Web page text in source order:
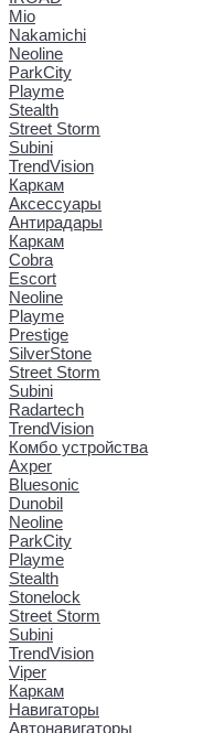
Mio
Nakamichi
Neoline
ParkCity
Playme
Stealth
Street Storm
Subini
TrendVision
Каркам
Аксессуары
Антирадары
Каркам
Cobra
Escort
Neoline
Playme
Prestige
SilverStone
Street Storm
Subini
Radartech
TrendVision
Комбо устройства
Axper
Bluesonic
Dunobil
Neoline
ParkCity
Playme
Stealth
Stonelock
Street Storm
Subini
TrendVision
Viper
Каркам
Навигаторы
Автонавигаторы